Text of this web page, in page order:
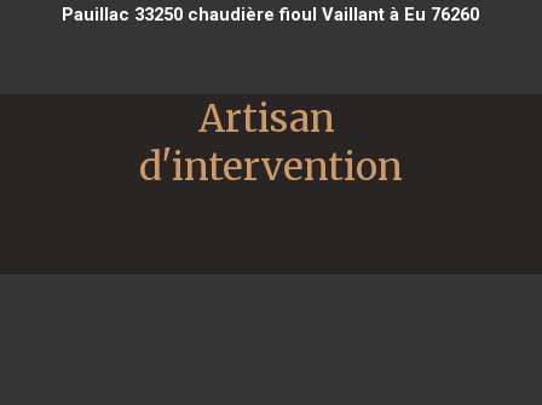
Pauillac 33250 chaudière fioul Vaillant à Eu 76260
Artisan
d'intervention